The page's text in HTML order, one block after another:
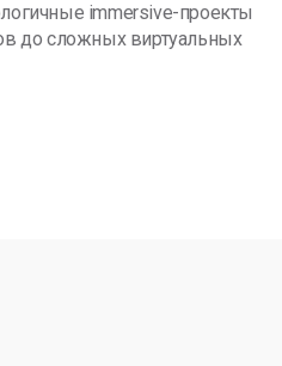
immersive-проекты
до сложных виртуальных